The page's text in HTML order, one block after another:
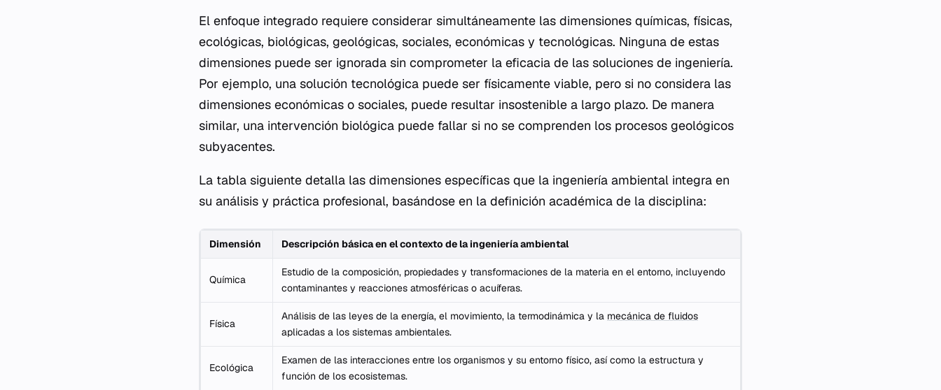
El enfoque integrado requiere considerar simultáneamente las dimensiones químicas, físicas,
ecológicas, biológicas, geológicas, sociales, económicas y tecnológicas. Ninguna de estas
dimensiones puede ser ignorada sin comprometer la eficacia de las soluciones de ingeniería.
Por ejemplo, una solución tecnológica puede ser físicamente viable, pero si no considera las
dimensiones económicas o sociales, puede resultar insostenible a largo plazo. De manera
similar, una intervención biológica puede fallar si no se comprenden los procesos geológicos
subyacentes.
La tabla siguiente detalla las dimensiones específicas que la ingeniería ambiental integra en
su análisis y práctica profesional, basándose en la definición académica de la disciplina:
Dimensión Descripción básica en el contexto de la ingeniería ambiental
Química
Estudio de la composición, propiedades y transformaciones de la materia en el entorno, incluyendo
contaminantes y reacciones atmosféricas o acuíferas.
Física
Análisis de las leyes de la energía, el movimiento, la termodinámica y la mecánica de fluidos
aplicadas a los sistemas ambientales.
Ecológica
Examen de las interacciones entre los organismos y su entorno físico, así como la estructura y
función de los ecosistemas.